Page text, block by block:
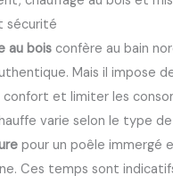
sécurité
au bois confère au bain
Mais il impose
et limiter les
varie selon le type
pour un poêle immergé
Ces temps sont